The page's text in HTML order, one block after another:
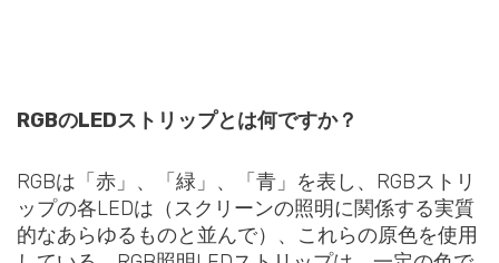
RGBのLEDストリップとは何ですか？
RGBは「赤」、「緑」、「青」を表し、RGBストリ
ップの各LEDは（スクリーンの照明に関係する実質
的なあらゆるものと並んで）、これらの原色を使用